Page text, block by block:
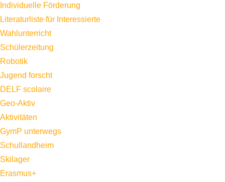
Individuelle Förderung
Literaturliste für Interessierte
Wahlunterricht
Schülerzeitung
Robotik
Jugend forscht
DELF scolaire
Geo-Aktiv
Aktivitäten
GymP unterwegs
Schullandheim
Skilager
Erasmus+